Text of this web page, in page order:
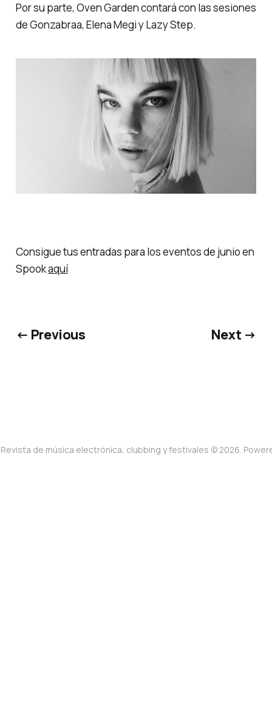
Por su parte, Oven Garden contará con las sesiones
de Gonzabraa, Elena Megi y Lazy Step.
Consigue tus entradas para los eventos de junio en
Spookaquí
← Previous Next →
de música electrónica, clubbing y festivales © 2026.